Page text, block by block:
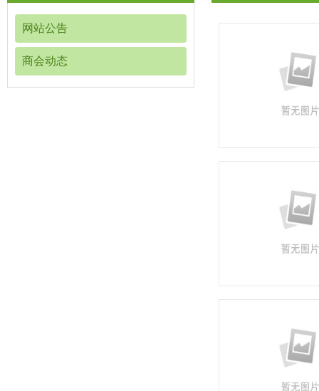
网站公告
商会动态